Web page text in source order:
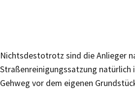
Nichtsdestotrotz sind die Anlieger
Straßenreinigungssatzung natürlich
Gehweg vor dem eigenen